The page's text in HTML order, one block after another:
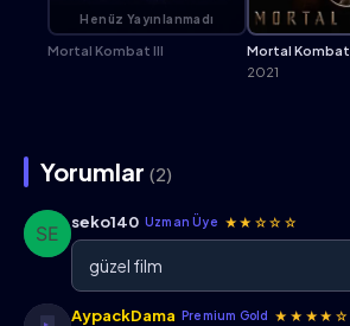
Henüz Yayınlanmadı
Mortal Kombat III
Mortal Kombat
2021
Yorumlar (2)
seko140 Uzman Üye ★★☆☆☆
güzel film
AypackDama Premium Gold ★★★★☆